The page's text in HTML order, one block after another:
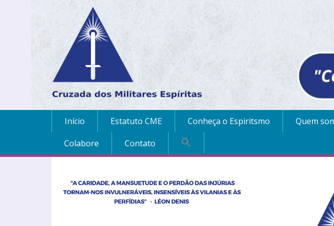
Início Estatuto CME Conheça o Espiritsmo Quem
Colabore
Contato